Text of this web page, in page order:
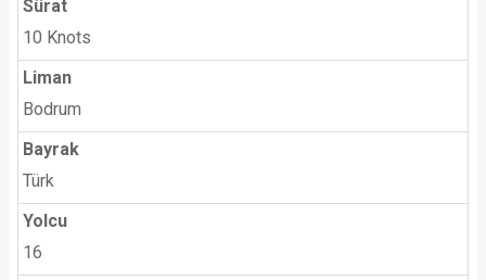
Sürat
10 Knots
Liman
Bodrum
Bayrak
Türk
Yolcu
16